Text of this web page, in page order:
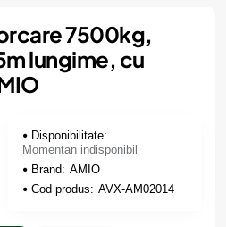
7500kg,
lungime, cu
Disponibilitate:
Momentan indisponibil
Brand: AMIO
Cod produs: AVX-AM02014